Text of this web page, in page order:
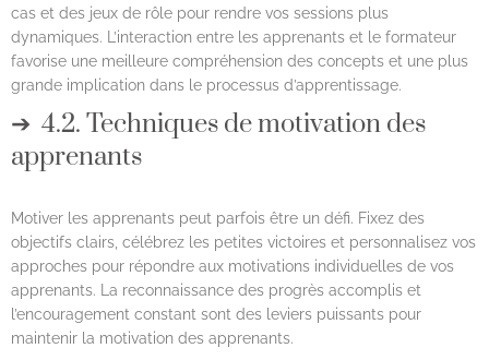
cas et des jeux de rôle pour rendre vos sessions plus
dynamiques. L’interaction entre les apprenants et le formateur
favorise une meilleure compréhension des concepts et une plus
grande implication dans le processus d’apprentissage.
4.2. Techniques de motivation des
apprenants
Motiver les apprenants peut parfois être un défi. Fixez des
objectifs clairs, célébrez les petites victoires et personnalisez vos
approches pour répondre aux motivations individuelles de vos
apprenants. La reconnaissance des progrès accomplis et
l’encouragement constant sont des leviers puissants pour
maintenir la motivation des apprenants.